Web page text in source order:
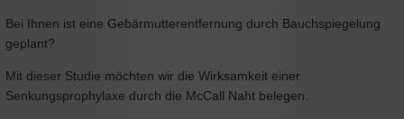
Bei Ihnen ist eine Gebärmutterentfernung durch Bauchspiegelung
geplant?
Mit dieser Studie möchten wir die Wirksamkeit einer
Senkungsprophylaxe durch die McCall Naht belegen.